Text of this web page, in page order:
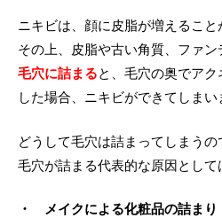
ニキビは、顔に皮脂が増えること
その上、皮脂や古い角質、ファ
毛穴に詰まると、毛穴の奥でア
した場合、ニキビができてしまい
どうして毛穴は詰まってしまうの
毛穴が詰まる代表的な原因として
・ メイクによる化粧品の詰まり